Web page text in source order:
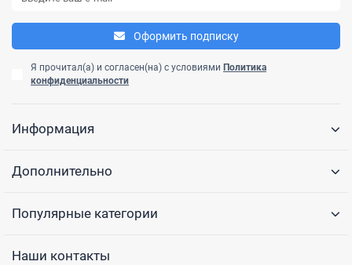
Оформить подписку
Я прочитал(а) и согласен(на) с условиями Политика
конфиденциальности
Информация
Дополнительно
Популярные категории
Наши контакты